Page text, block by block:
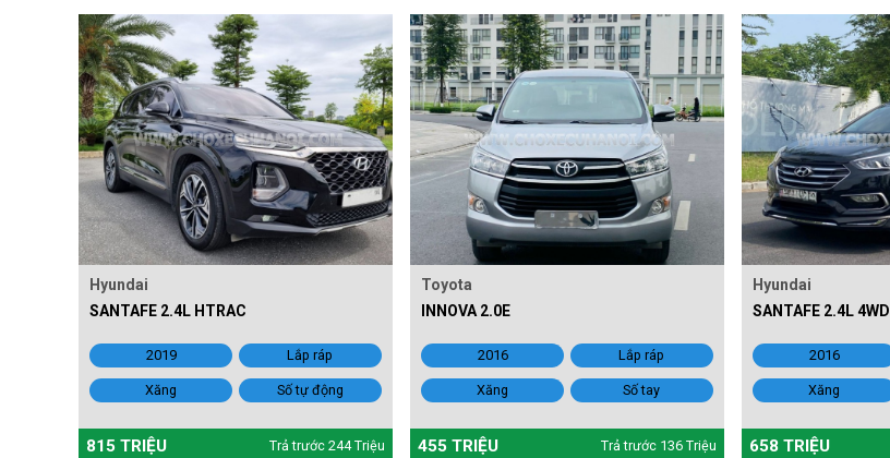
Hyundai
SANTAFE 2.4L HTRAC
2019 Lắp ráp
Xăng Số tự động
815 TRIỆU Trả trước 244 Triệu
Toyota
INNOVA 2.0E
2016 Lắp ráp
Xăng Số tay
455 TRIỆU Trả trước 136 Triệu
Hyundai
SANTAFE 2.4L 4WD
2016
Xăng
658 TRIỆU